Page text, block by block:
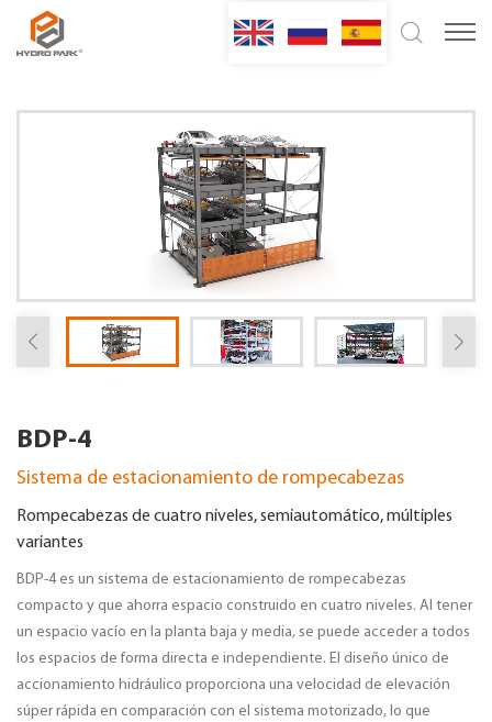
BDP-4
Sistema de estacionamiento de rompecabezas
Rompecabezas de cuatro niveles, semiautomático, múltiples
variantes
BDP-4 es un sistema de estacionamiento de rompecabezas
compacto y que ahorra espacio construido en cuatro niveles. Al tener
un espacio vacío en la planta baja y media, se puede acceder a todos
los espacios de forma directa e independiente. El diseño único de
accionamiento hidráulico proporciona una velocidad de elevación
súper rápida en comparación con el sistema motorizado, lo que